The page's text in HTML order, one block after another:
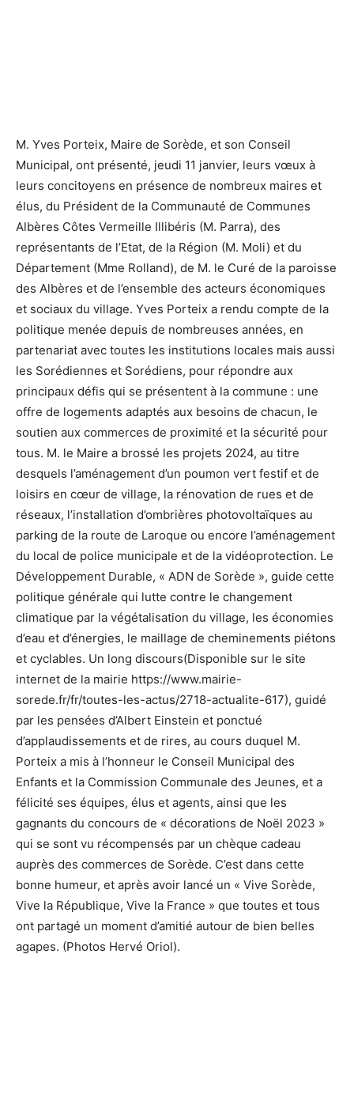
M. Yves Porteix, Maire de Sorède, et son Conseil
Municipal, ont présenté, jeudi 11 janvier, leurs vœux à
leurs concitoyens en présence de nombreux maires et
élus, du Président de la Communauté de Communes
Albères Côtes Vermeille Illibéris (M. Parra), des
représentants de l’Etat, de la Région (M. Moli) et du
Département (Mme Rolland), de M. le Curé de la paroisse
des Albères et de l’ensemble des acteurs économiques
et sociaux du village. Yves Porteix a rendu compte de la
politique menée depuis de nombreuses années, en
partenariat avec toutes les institutions locales mais aussi
les Sorédiennes et Sorédiens, pour répondre aux
principaux défis qui se présentent à la commune : une
offre de logements adaptés aux besoins de chacun, le
soutien aux commerces de proximité et la sécurité pour
tous. M. le Maire a brossé les projets 2024, au titre
desquels l’aménagement d’un poumon vert festif et de
loisirs en cœur de village, la rénovation de rues et de
réseaux, l’installation d’ombrières photovoltaïques au
parking de la route de Laroque ou encore l’aménagement
du local de police municipale et de la vidéoprotection. Le
Développement Durable, « ADN de Sorède », guide cette
politique générale qui lutte contre le changement
climatique par la végétalisation du village, les économies
d’eau et d’énergies, le maillage de cheminements piétons
et cyclables. Un long discours(Disponible sur le site
internet de la mairie https://www.mairie-
sorede.fr/fr/toutes-les-actus/2718-actualite-617), guidé
par les pensées d’Albert Einstein et ponctué
d’applaudissements et de rires, au cours duquel M.
Porteix a mis à l’honneur le Conseil Municipal des
Enfants et la Commission Communale des Jeunes, et a
félicité ses équipes, élus et agents, ainsi que les
gagnants du concours de « décorations de Noël 2023 »
qui se sont vu récompensés par un chèque cadeau
auprès des commerces de Sorède. C’est dans cette
bonne humeur, et après avoir lancé un « Vive Sorède,
Vive la République, Vive la France » que toutes et tous
ont partagé un moment d’amitié autour de bien belles
agapes. (Photos Hervé Oriol).